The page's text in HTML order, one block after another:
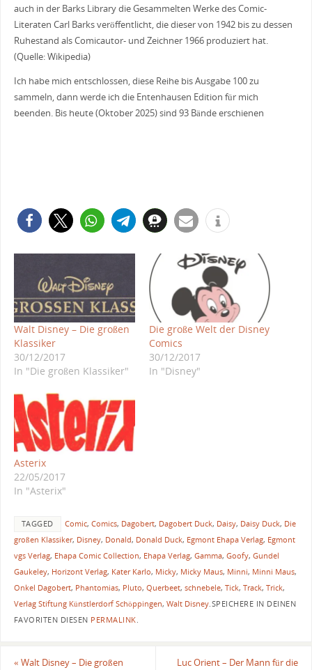
auch in der Barks Library die Gesammelten Werke des Comic-
Literaten Carl Barks veröffentlicht, die dieser von 1942 bis zu dessen
Ruhestand als Comicautor- und Zeichner 1966 produziert hat.
(Quelle: Wikipedia)
Ich habe mich entschlossen, diese Reihe bis Ausgabe 100 zu
sammeln, dann werde ich die Entenhausen Edition für mich
beenden. Bis heute (Oktober 2025) sind 93 Bände erschienen
Walt Disney – Die großen
Klassiker
30/12/2017
In "Die großen Klassiker"
Die große Welt der Disney
Comics
30/12/2017
In "Disney"
Asterix
22/05/2017
In "Asterix"
TAGGED Comic, Comics, Dagobert, Dagobert Duck, Daisy, Daisy Duck, Die
großen Klassiker, Disney, Donald, Donald Duck, Egmont Ehapa Verlag, Egmont
vgs Verlag, Ehapa Comic Collection, Ehapa Verlag, Gamma, Goofy, Gundel
Gaukeley, Horizont Verlag, Kater Karlo, Micky, Micky Maus, Minni, Minni Maus,
Onkel Dagobert, Phantomias, Pluto, Querbeet, schnebele, Tick, Track, Trick,
Verlag Stiftung Künstlerdorf Schöppingen, Walt Disney. SPEICHERE IN DEINEN
FAVORITEN DIESEN PERMALINK
« Walt Disney – Die großen
Luc Orient – Der Mann für die